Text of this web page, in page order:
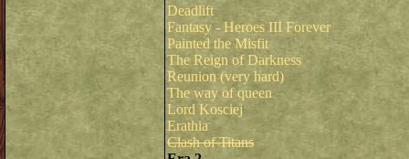
Deadlift
Fantasy - Heroes III Forever
Painted the Misfit
The Reign of Darkness
Reunion (very hard)
The way of queen
Lord Kosciej
Erathia
Clash of Titans